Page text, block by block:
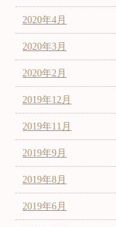
2020年4月
2020年3月
2020年2月
2019年12月
2019年11月
2019年9月
2019年8月
2019年6月